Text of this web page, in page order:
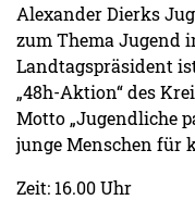
Alexander Dierks
zum Thema Jugend
Landtagspräsident
„48h-Aktion“ des
Motto „Jugendliche
junge Menschen für
Zeit: 16.00 Uhr